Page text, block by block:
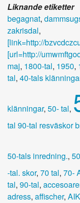
Liknande etiketter
begagnat,
zakrisdal,
[link=http://
[url=http://
maj, 1800-tal, 1950,
tal, 40-tals
klänningar, 50- tal,
tal 90-tal resväskor
50-tals inredning.,
-tal. skor, 70 tal, 70-
tal, 90-tal,
adress, affischer, AIK